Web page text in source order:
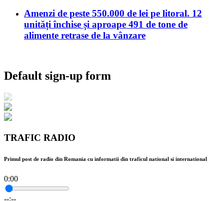
Amenzi de peste 550.000 de lei pe litoral. 12
unități închise și aproape 491 de tone de
alimente retrase de la vânzare
Default sign-up form
TRAFIC RADIO
Primul post de radio din Romania cu informatii din traficul national si international
0:00
--:--